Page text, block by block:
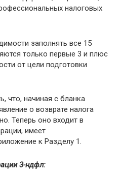
налоговых
заполнять все 15
только первые 3 и плюс
от цели подготовки
что, начиная с бланка
о возврате налога
Теперь оно входит в
имеет
к Разделу 1.
3-ндфл: